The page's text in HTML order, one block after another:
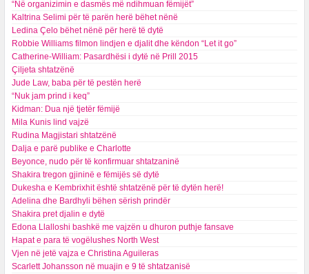
“Në organizimin e dasmës më ndihmuan fëmijët”
Kaltrina Selimi për të parën herë bëhet nënë
Ledina Çelo bëhet nënë për herë të dytë
Robbie Williams filmon lindjen e djalit dhe këndon “Let it go”
Catherine-William: Pasardhësi i dytë në Prill 2015
Çiljeta shtatzënë
Jude Law, baba për të pestën herë
“Nuk jam prind i keq”
Kidman: Dua një tjetër fëmijë
Mila Kunis lind vajzë
Rudina Magjistari shtatzënë
Dalja e parë publike e Charlotte
Beyonce, nudo për të konfirmuar shtatzaninë
Shakira tregon gjininë e fëmijës së dytë
Dukesha e Kembrixhit është shtatzënë për të dytën herë!
​Adelina dhe Bardhyli bëhen sërish prindër
Shakira pret djalin e dytë
Edona Llalloshi bashkë me vajzën u dhuron puthje fansave
Hapat e para të vogëlushes North West
Vjen në jetë vajza e Christina Aguileras
Scarlett Johansson në muajin e 9 të shtatzanisë